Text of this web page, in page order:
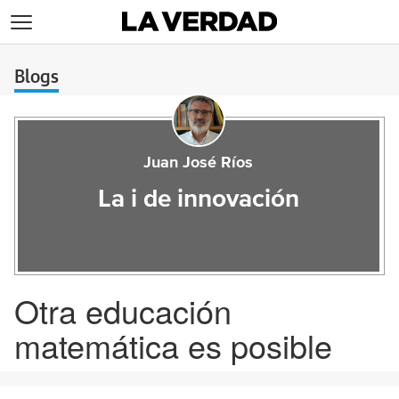
Blogs
Juan José Ríos
La i de innovación
Otra educación
matemática es posible